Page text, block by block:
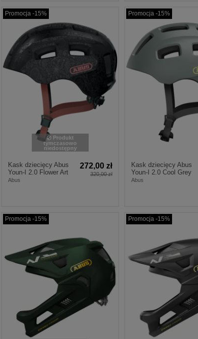
Promocja -15%
Produkt
tymczasowo
niedostępny
Kask dziecięcy Abus
Youn-I 2.0 Flower Art
Abus
272,00 zł
320,00 zł
Promocja -15%
Kask dziecięcy Abus
Youn-I 2.0 Cool Grey
Abus
Promocja -15% Promocja -15%